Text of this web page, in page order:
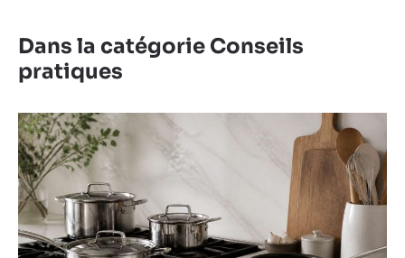
Dans la catégorie Conseils
pratiques